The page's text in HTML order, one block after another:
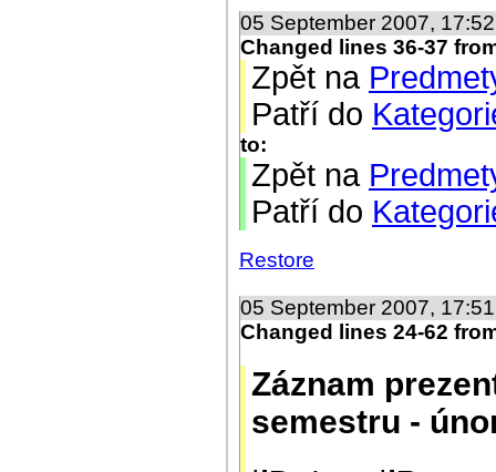
05 September 2007,
Changed lines 36-37
Zpět na
Patří do
to:
Zpět na
Patří do
Restore
05 September 2007,
Changed lines 24-62
Záznam
semestru -